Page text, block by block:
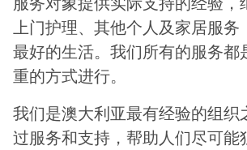
上门护理、其他个人及家居服务
最好的生活。我们所有的服务都
重的方式进行。
我们是澳大利亚最有经验的组织
过服务和支持，帮助人们尽可能